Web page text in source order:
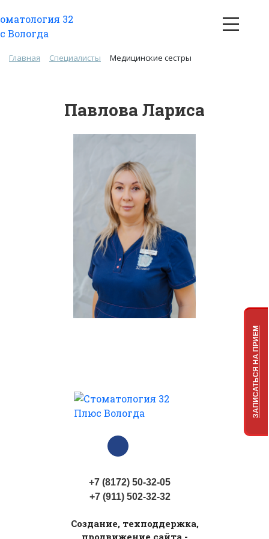
Главная Специалисты Медицинские сестры
Павлова Лариса
ЗАПИСАТЬСЯ НА ПРИЕМ
+7 (8172) 50-32-05
+7 (911) 502-32-32
Cоздание, техподдержка,